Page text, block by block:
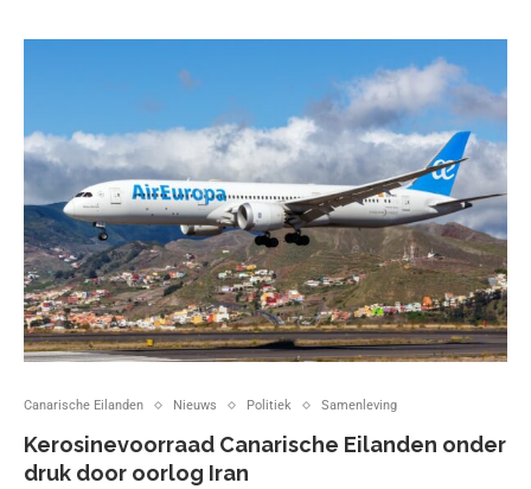
Canarische Eilanden Nieuws Politiek Samenleving
Kerosinevoorraad Canarische Eilanden onder
druk door oorlog Iran